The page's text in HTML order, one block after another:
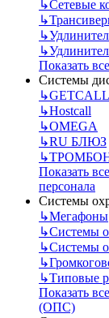
↳Сетевые
↳
↳
↳
Показать
Системы
↳GETCALL
↳Hostcall
↳OMEGA
↳RU БЛЮЗ
↳
Показать
персонала
Системы
↳Мегафоны
↳Системы
↳Системы
↳
↳Типовые
Показать
(ОПС)